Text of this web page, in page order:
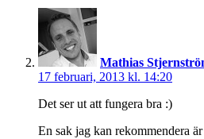
Mathias
17 februari, 2013 kl. 14:20
Det ser ut att fungera bra :)
En sak jag kan rekommendera